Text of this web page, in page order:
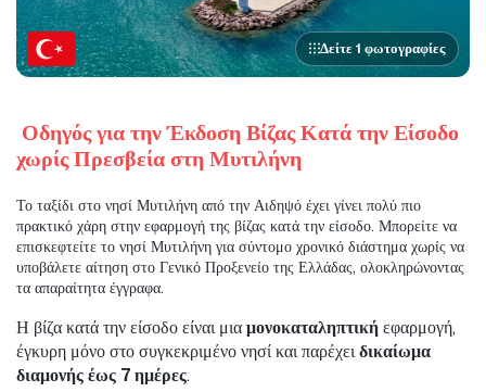
Δείτε 1 φωτογραφίες
χωρίς Πρεσβεία στη Μυτιλήνη
Το ταξίδι στο νησί Μυτιλήνη από την Αιδηψό έχει γίνει πολύ πιο
πρακτικό χάρη στην εφαρμογή της βίζας κατά την είσοδο. Μπορείτε να
επισκεφτείτε το νησί Μυτιλήνη για σύντομο χρονικό διάστημα χωρίς να
υποβάλετε αίτηση στο Γενικό Προξενείο της Ελλάδας, ολοκληρώνοντας
τα απαραίτητα έγγραφα.
Η βίζα κατά την είσοδο είναι μια μονοκαταληπτική εφαρμογή,
έγκυρη μόνο στο συγκεκριμένο νησί και παρέχει δικαίωμα
διαμονής έως 7 ημέρες.